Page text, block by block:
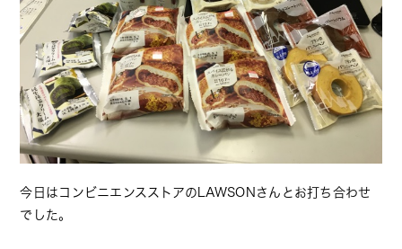
今日はコンビニエンスストアのLAWSONさんとお打ち合わせ
でした。